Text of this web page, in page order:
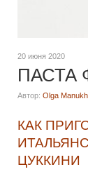
20 июня 2020
ПАСТА
Автор: Olga
КАК
ЦУККИНИ